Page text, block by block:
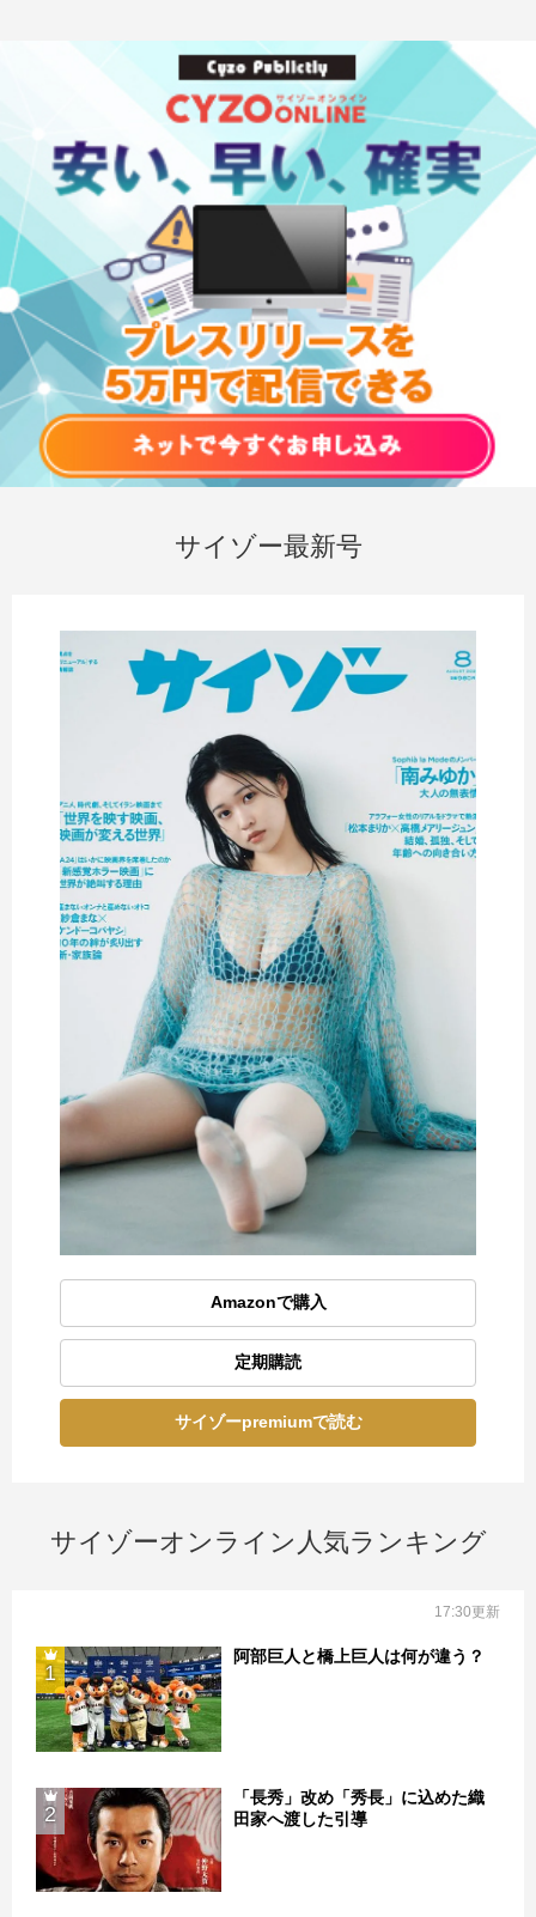
サイゾー最新号
Amazonで購入
定期購読
サイゾーpremiumで読む
サイゾーオンライン人気ランキング
17:30更新
1
阿部巨人と橋上巨人は何が違う？
2
「長秀」改め「秀長」に込めた織
田家へ渡した引導